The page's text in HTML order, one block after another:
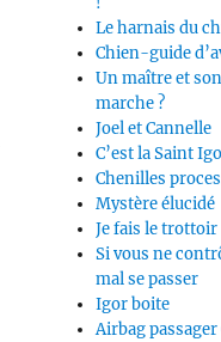
Le harnais du
Chien-guide
Un maître et
marche ?
Joel et Cannelle
C’est la Saint
Chenilles
Mystère élucidé
Je fais le trottoir
Si vous ne
mal se passer
Igor boite
Airbag passager